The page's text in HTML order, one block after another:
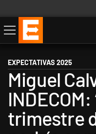
Economía
Política
Internacional
Actualidad
Descargá la App
EXPECTATIVAS 2025
Miguel
trimestre